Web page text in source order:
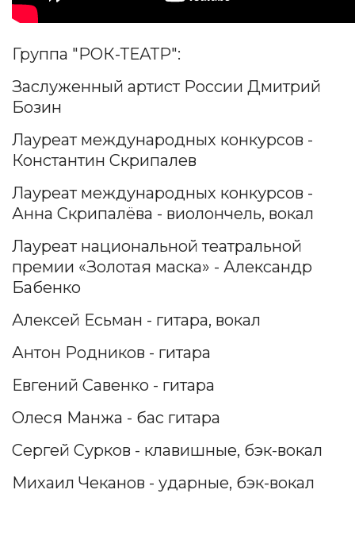
Группа "РОК-ТЕАТР":
Заслуженный артист России Дмитрий
Бозин
Лауреат международных конкурсов -
Константин Скрипалев
Лауреат международных конкурсов -
Анна Скрипалёва - виолончель, вокал
Лауреат национальной театральной
премии «Золотая маска» - Александр
Бабенко
Алексей Есьман - гитара, вокал
Антон Родников - гитара
Евгений Савенко - гитара
Олеся Манжа - бас гитара
Сергей Сурков - клавишные, бэк-вокал
Михаил Чеканов - ударные, бэк-вокал